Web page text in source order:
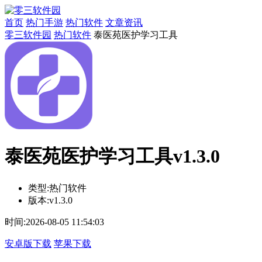
首页 热门手游 热门软件 文章资讯
零三软件园 热门软件 泰医苑医护学习工具
泰医苑医护学习工具v1.3.0
类型:热门软件
版本:v1.3.0
时间:2026-08-05 11:54:03
安卓版下载 苹果下载